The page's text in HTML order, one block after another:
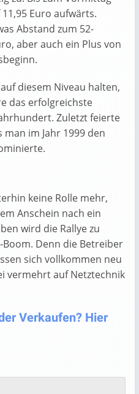
Euro aufwärts.
Abstand zum 52-
aber auch ein Plus von
diesem Niveau halten,
das erfolgreichste
Zuletzt feierte
im Jahr 1999 den
keine Rolle mehr,
Anschein nach ein
wird die Rallye zu
Denn die Betreiber
sich vollkommen neu
vermehrt auf Netztechnik
Verkaufen? Hier